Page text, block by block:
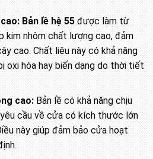
Bản lề hệ 55được làm từ
kim nhôm chất lượng cao, đảm
cao. Chất liệu này có khả năng
oxi hóa hay biến dạng do thời tiết
cao:Bản lề có khả năng chịu
cầu về cửa có kích thước lớn
này giúp đảm bảo cửa hoạt